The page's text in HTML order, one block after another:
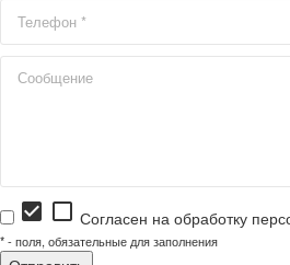
check_box check_box_outline_blank Согласен на обработку
*- поля, обязательные для заполнения